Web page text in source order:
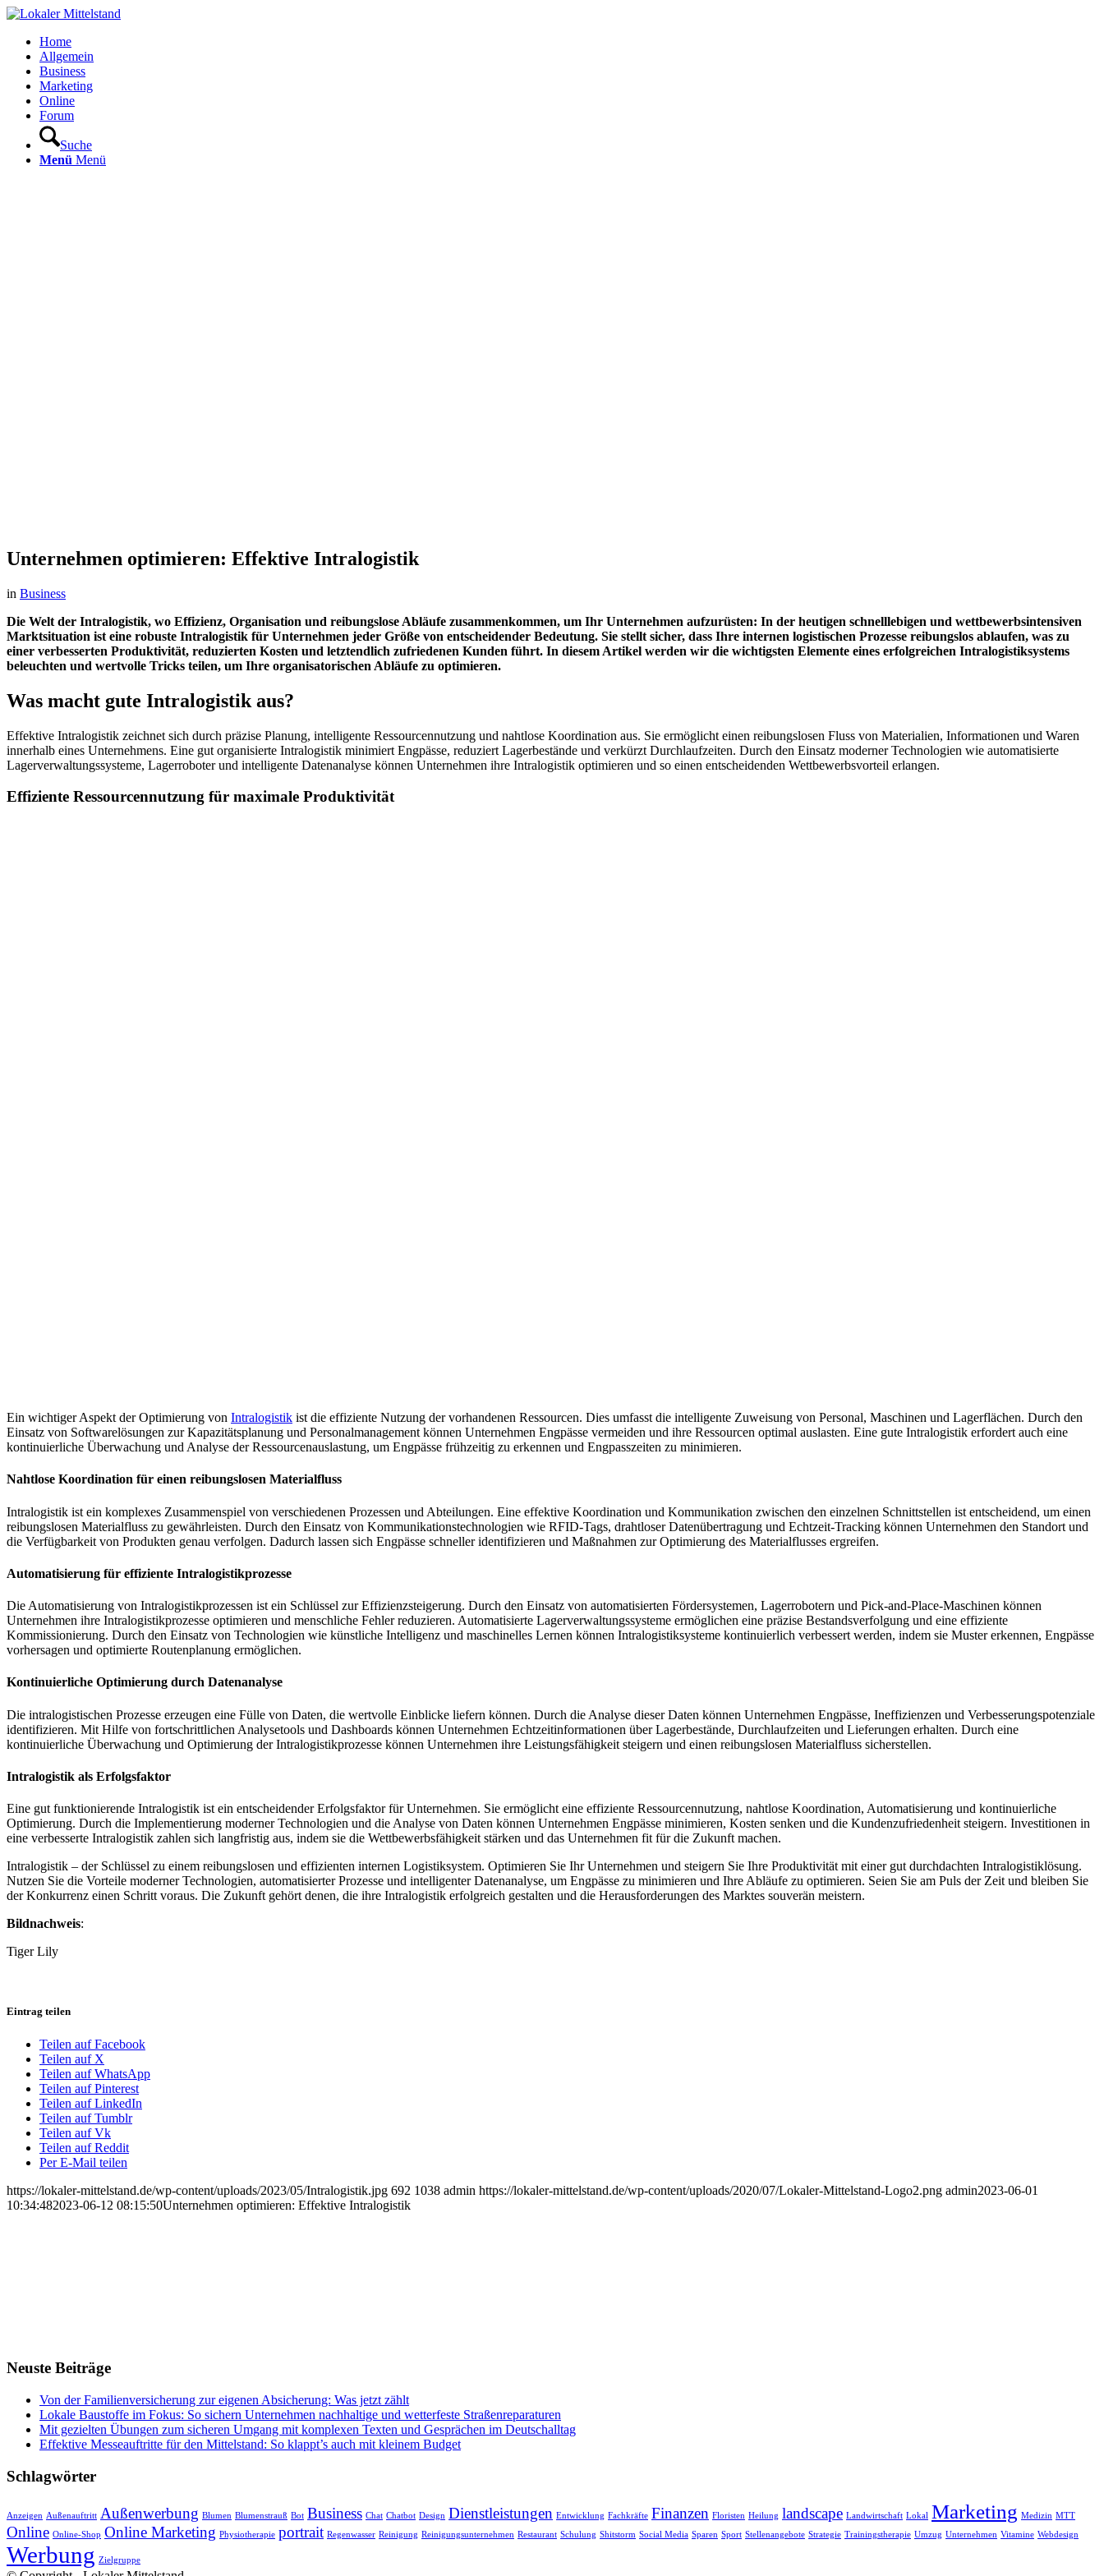
Home
Allgemein
Business
Marketing
Online
Forum
Suche
Menü Menü
Unternehmen optimieren: Effektive Intralogistik
in Business
Die Welt der Intralogistik, wo Effizienz, Organisation und reibungslose Abläufe zusammenkommen, um Ihr Unternehmen aufzurüsten: In der heutigen schnelllebigen und wettbewerbsintensiven
Marktsituation ist eine robuste Intralogistik für Unternehmen jeder Größe von entscheidender Bedeutung. Sie stellt sicher, dass Ihre internen logistischen Prozesse reibungslos ablaufen, was zu
einer verbesserten Produktivität, reduzierten Kosten und letztendlich zufriedenen Kunden führt. In diesem Artikel werden wir die wichtigsten Elemente eines erfolgreichen Intralogistiksystems
beleuchten und wertvolle Tricks teilen, um Ihre organisatorischen Abläufe zu optimieren.
Was macht gute Intralogistik aus?
Effektive Intralogistik zeichnet sich durch präzise Planung, intelligente Ressourcennutzung und nahtlose Koordination aus. Sie ermöglicht einen reibungslosen Fluss von Materialien, Informationen und Waren
innerhalb eines Unternehmens. Eine gut organisierte Intralogistik minimiert Engpässe, reduziert Lagerbestände und verkürzt Durchlaufzeiten. Durch den Einsatz moderner Technologien wie automatisierte
Lagerverwaltungssysteme, Lagerroboter und intelligente Datenanalyse können Unternehmen ihre Intralogistik optimieren und so einen entscheidenden Wettbewerbsvorteil erlangen.
Effiziente Ressourcennutzung für maximale Produktivität
Ein wichtiger Aspekt der Optimierung von Intralogistik ist die effiziente Nutzung der vorhandenen Ressourcen. Dies umfasst die intelligente Zuweisung von Personal, Maschinen und Lagerflächen. Durch den
Einsatz von Softwarelösungen zur Kapazitätsplanung und Personalmanagement können Unternehmen Engpässe vermeiden und ihre Ressourcen optimal auslasten. Eine gute Intralogistik erfordert auch eine
kontinuierliche Überwachung und Analyse der Ressourcenauslastung, um Engpässe frühzeitig zu erkennen und Engpasszeiten zu minimieren.
Nahtlose Koordination für einen reibungslosen Materialfluss
Intralogistik ist ein komplexes Zusammenspiel von verschiedenen Prozessen und Abteilungen. Eine effektive Koordination und Kommunikation zwischen den einzelnen Schnittstellen ist entscheidend, um einen
reibungslosen Materialfluss zu gewährleisten. Durch den Einsatz von Kommunikationstechnologien wie RFID-Tags, drahtloser Datenübertragung und Echtzeit-Tracking können Unternehmen den Standort und
die Verfügbarkeit von Produkten genau verfolgen. Dadurch lassen sich Engpässe schneller identifizieren und Maßnahmen zur Optimierung des Materialflusses ergreifen.
Automatisierung für effiziente Intralogistikprozesse
Die Automatisierung von Intralogistikprozessen ist ein Schlüssel zur Effizienzsteigerung. Durch den Einsatz von automatisierten Fördersystemen, Lagerrobotern und Pick-and-Place-Maschinen können
Unternehmen ihre Intralogistikprozesse optimieren und menschliche Fehler reduzieren. Automatisierte Lagerverwaltungssysteme ermöglichen eine präzise Bestandsverfolgung und eine effiziente
Kommissionierung. Durch den Einsatz von Technologien wie künstliche Intelligenz und maschinelles Lernen können Intralogistiksysteme kontinuierlich verbessert werden, indem sie Muster erkennen, Engpässe
vorhersagen und optimierte Routenplanung ermöglichen.
Kontinuierliche Optimierung durch Datenanalyse
Die intralogistischen Prozesse erzeugen eine Fülle von Daten, die wertvolle Einblicke liefern können. Durch die Analyse dieser Daten können Unternehmen Engpässe, Ineffizienzen und Verbesserungspotenziale
identifizieren. Mit Hilfe von fortschrittlichen Analysetools und Dashboards können Unternehmen Echtzeitinformationen über Lagerbestände, Durchlaufzeiten und Lieferungen erhalten. Durch eine
kontinuierliche Überwachung und Optimierung der Intralogistikprozesse können Unternehmen ihre Leistungsfähigkeit steigern und einen reibungslosen Materialfluss sicherstellen.
Intralogistik als Erfolgsfaktor
Eine gut funktionierende Intralogistik ist ein entscheidender Erfolgsfaktor für Unternehmen. Sie ermöglicht eine effiziente Ressourcennutzung, nahtlose Koordination, Automatisierung und kontinuierliche
Optimierung. Durch die Implementierung moderner Technologien und die Analyse von Daten können Unternehmen Engpässe minimieren, Kosten senken und die Kundenzufriedenheit steigern. Investitionen in
eine verbesserte Intralogistik zahlen sich langfristig aus, indem sie die Wettbewerbsfähigkeit stärken und das Unternehmen fit für die Zukunft machen.
Intralogistik – der Schlüssel zu einem reibungslosen und effizienten internen Logistiksystem. Optimieren Sie Ihr Unternehmen und steigern Sie Ihre Produktivität mit einer gut durchdachten Intralogistiklösung.
Nutzen Sie die Vorteile moderner Technologien, automatisierter Prozesse und intelligenter Datenanalyse, um Engpässe zu minimieren und Ihre Abläufe zu optimieren. Seien Sie am Puls der Zeit und bleiben Sie
der Konkurrenz einen Schritt voraus. Die Zukunft gehört denen, die ihre Intralogistik erfolgreich gestalten und die Herausforderungen des Marktes souverän meistern.
Bildnachweis:
Tiger Lily
Eintrag teilen
Teilen auf Facebook
Teilen auf X
Teilen auf WhatsApp
Teilen auf Pinterest
Teilen auf LinkedIn
Teilen auf Tumblr
Teilen auf Vk
Teilen auf Reddit
Per E-Mail teilen
https://lokaler-mittelstand.de/wp-content/uploads/2023/05/Intralogistik.jpg 692 1038 admin https://lokaler-mittelstand.de/wp-content/uploads/2020/07/Lokaler-Mittelstand-Logo2.png admin2023-06-01
10:34:482023-06-12 08:15:50Unternehmen optimieren: Effektive Intralogistik
Neuste Beiträge
Von der Familienversicherung zur eigenen Absicherung: Was jetzt zählt
Lokale Baustoffe im Fokus: So sichern Unternehmen nachhaltige und wetterfeste Straßenreparaturen
Mit gezielten Übungen zum sicheren Umgang mit komplexen Texten und Gesprächen im Deutschalltag
Effektive Messeauftritte für den Mittelstand: So klappt’s auch mit kleinem Budget
Schlagwörter
Anzeigen Außenauftritt Außenwerbung Blumen Blumenstrauß Bot Business Chat Chatbot Design Dienstleistungen Entwicklung Fachkräfte Finanzen Floristen Heilung landscape Landwirtschaft Lokal Marketing Medizin MTT
Online Online-Shop Online Marketing Physiotherapie portrait Regenwasser Reinigung Reinigungsunternehmen Restaurant Schulung Shitstorm Social Media Sparen Sport Stellenangebote Strategie Trainingstherapie Umzug Unternehmen Vitamine Webdesign
Werbung Zielgruppe